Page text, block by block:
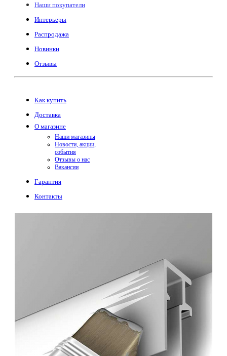
Наши покупатели
Интерьеры
Распродажа
Новинки
Отзывы
Как купить
Доставка
О магазине
Наши магазины
Новости, акции,
события
Отзывы о нас
Вакансии
Гарантия
Контакты